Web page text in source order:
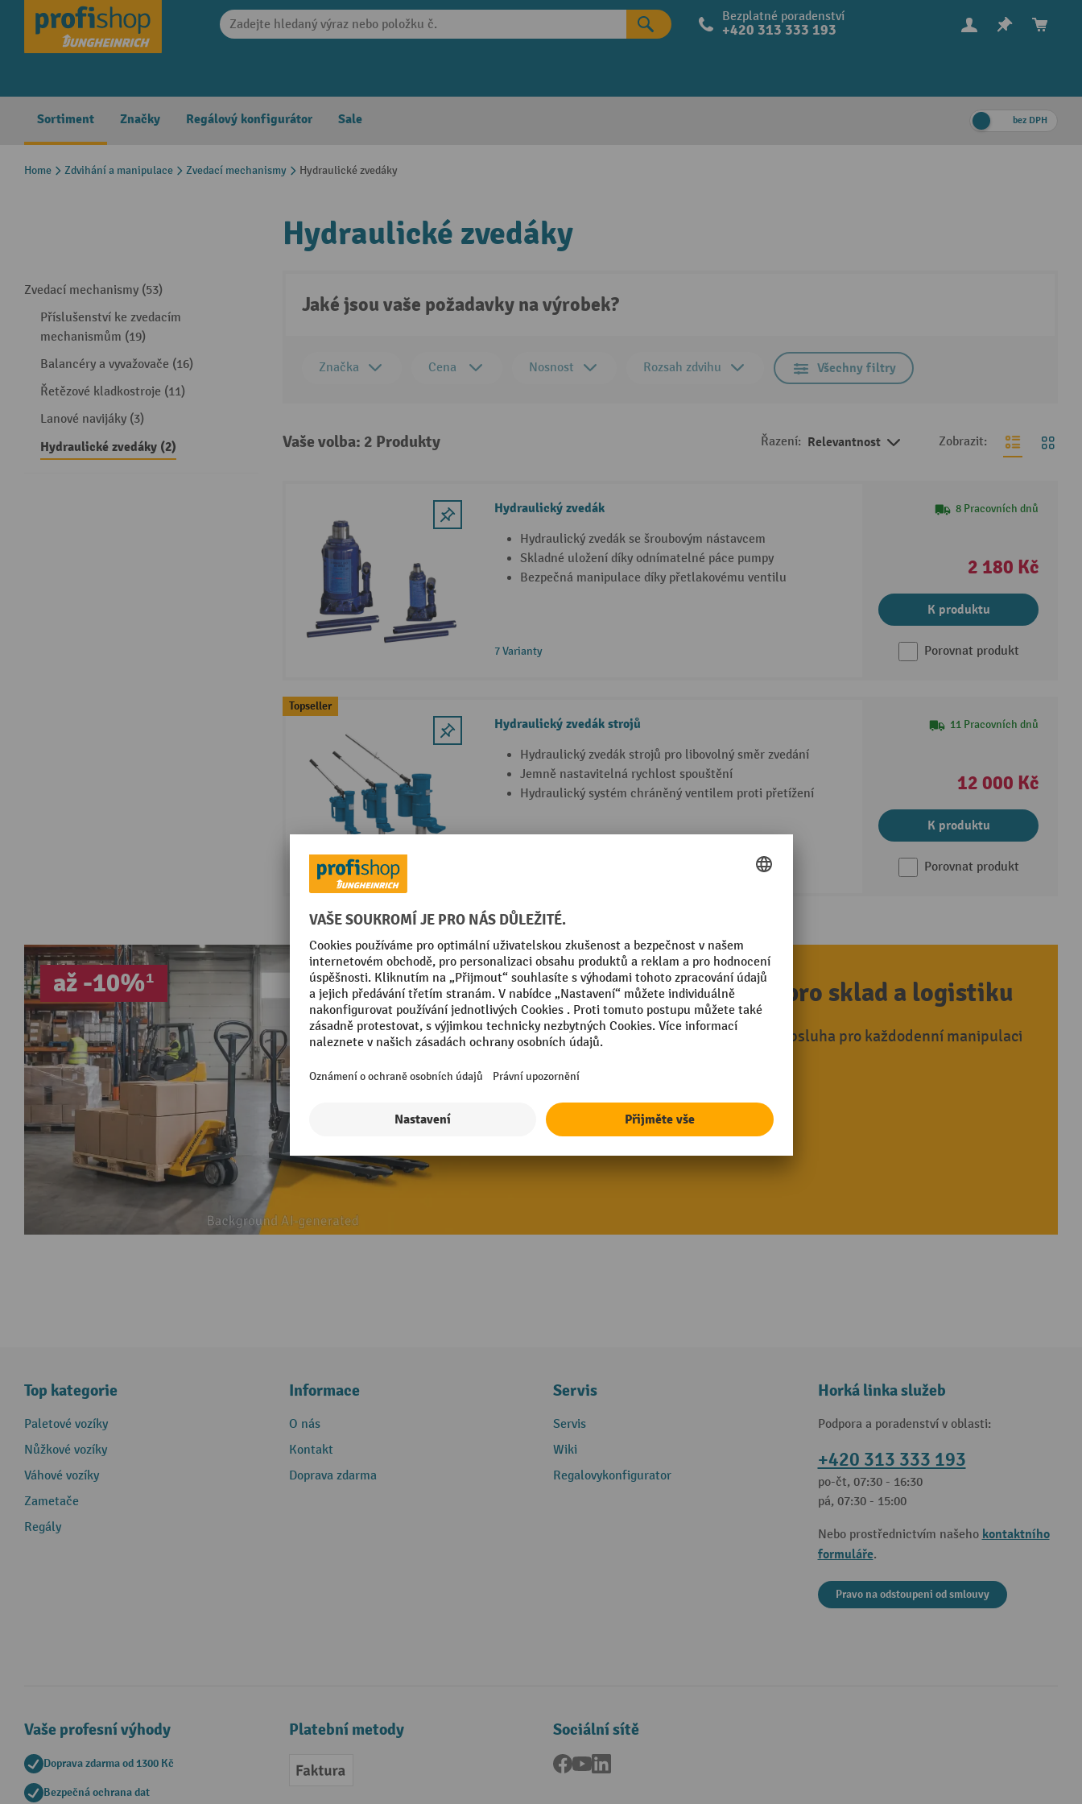
Skip to main navigation Bezplatné poradenství
+420 313 333 193
Sortiment Značky Regálový konfigurátor Sale bez DPH
Home Zdvihání a manipulace Zvedací mechanismy Hydraulické zvedáky
Zvedací mechanismy (53)
Příslušenství ke zvedacím
mechanismům (19)
Balancéry a vyvažovače (16)
Řetězové kladkostroje (11)
Lanové navijáky (3)
Hydraulické zvedáky (2)
Hydraulické zvedáky
Jaké jsou vaše požadavky na výrobek?
Značka Cena Nosnost Rozsah zdvihu Všechny filtry
Vaše volba: 2 Produkty Řazení: Relevantnost Zobrazit:
Hydraulický zvedák
Hydraulický zvedák se šroubovým nástavcem
Skladné uložení díky odnímatelné páce pumpy
Bezpečná manipulace díky přetlakovému ventilu
7 Varianty
8 Pracovních dnů
2 180 Kč
K produktu
Porovnat produkt
Topseller
Hydraulický zvedák strojů
Hydraulický zvedák strojů pro libovolný směr zvedání
Jemně nastavitelná rychlost spouštění
Hydraulický systém chráněný ventilem proti přetížení
11 Pracovních dnů
12 000 Kč
K produktu
Porovnat produkt
až -10%¹ Univerzální řešení pro sklad a logistiku
Robustní konstrukce a snadná obsluha pro každodenní manipulaci
Prohlédnout akční nabídku
Top kategorie
Paletové vozíky
Nůžkové vozíky
Váhové vozíky
Zametače
Regály
Informace
O nás
Kontakt
Doprava zdarma
Servis
Servis
Wiki
Regalovykonfigurator
Horká linka služeb
Podpora a poradenství v oblasti:
+420 313 333 193
po-čt, 07:30 - 16:30
pá, 07:30 - 15:00
Nebo prostřednictvím našeho kontaktního
formuláře.
Pravo na odstoupeni od smlouvy
Vaše profesní výhody
Doprava zdarma od 1300 Kč
Bezpečná ochrana dat
Platební metody
Faktura
Sociální sítě
Facebook
YouTube